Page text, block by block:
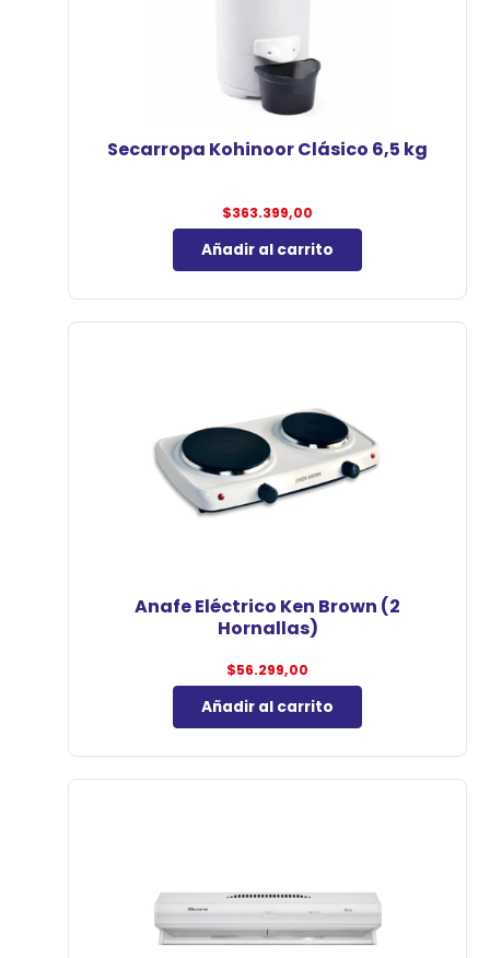
Secarropa Kohinoor Clásico 6,5 kg
$363.399,00
Añadir al carrito
Anafe Eléctrico Ken Brown (2
Hornallas)
$56.299,00
Añadir al carrito